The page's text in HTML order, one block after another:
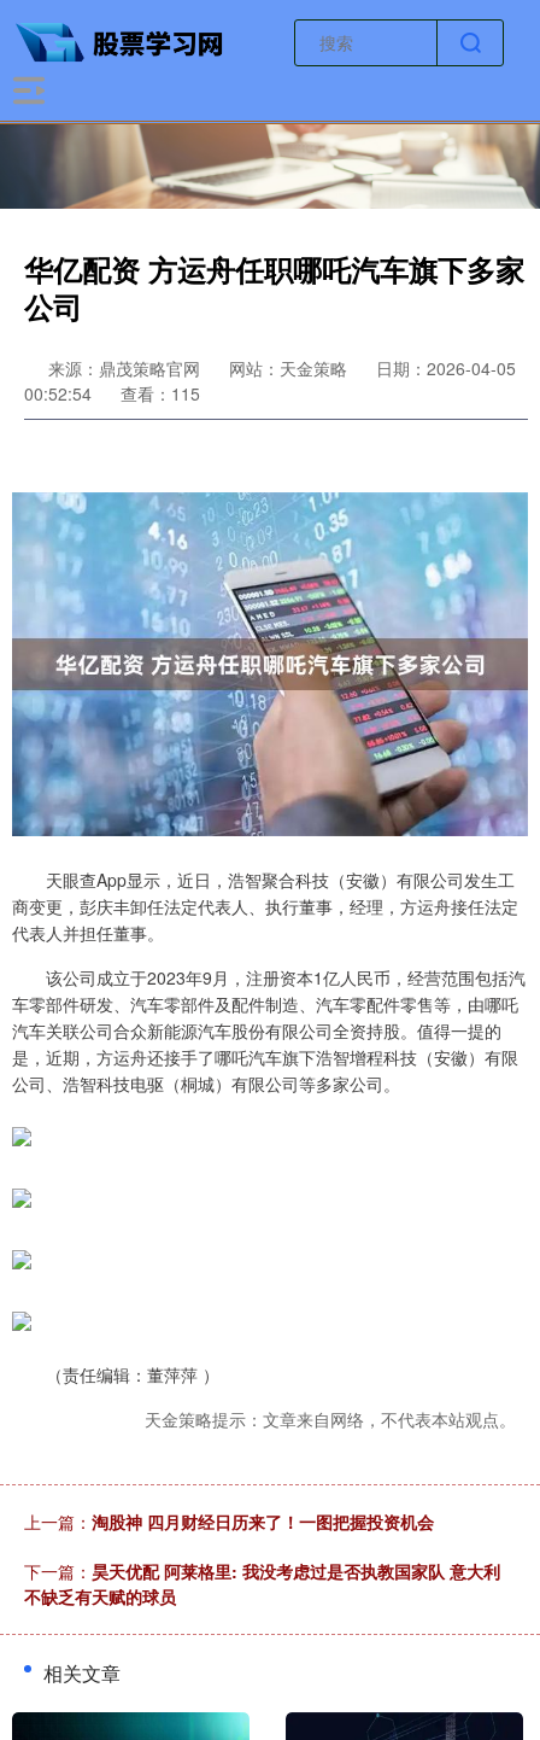
华亿配资 方运舟任职哪吒汽车旗下多家
公司
来源：鼎茂策略官网 网站：天金策略
日期：2026-04-05
00:52:54
查看：115
天眼查App显示，近日，浩智聚合科技（安徽）有限公司发生工
商变更，彭庆丰卸任法定代表人、执行董事，经理，方运舟接任法定
代表人并担任董事。
该公司成立于2023年9月，注册资本1亿人民币，经营范围包括汽
车零部件研发、汽车零部件及配件制造、汽车零配件零售等，由哪吒
汽车关联公司合众新能源汽车股份有限公司全资持股。值得一提的
是，近期，方运舟还接手了哪吒汽车旗下浩智增程科技（安徽）有限
公司、浩智科技电驱（桐城）有限公司等多家公司。
（责任编辑：董萍萍 ）
天金策略提示：文章来自网络，不代表本站观点。
上一篇： 淘股神 四月财经日历来了！一图把握投资机会
下一篇： 昊天优配 阿莱格里: 我没考虑过是否执教国家队 意大利
不缺乏有天赋的球员
相关文章